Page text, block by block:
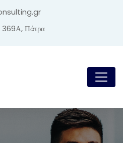
εργαλείων
369Α, Πάτρα